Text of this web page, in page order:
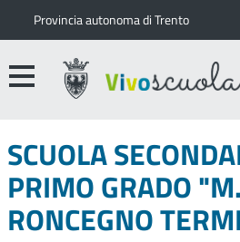
Provincia autonoma di Trento
SCUOLA
PRIMO GRADO
RONCEGNO